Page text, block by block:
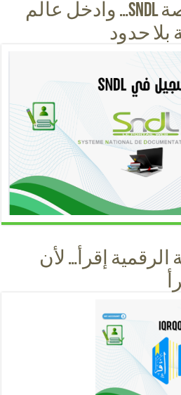
سجل الآن في منصة SNDL… وادخل عالم
بلا حدود
إقرأ… لأن